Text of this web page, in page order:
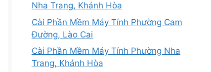
Nha Trang, Khánh Hòa
Cài Phần Mềm Máy Tính Phường Cam
Đường, Lào Cai
Cài Phần Mềm Máy Tính Phường Nha
Trang, Khánh Hòa